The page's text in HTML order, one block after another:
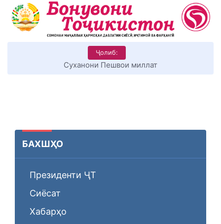
Ҷолиб:
Суханони Пешвои миллат
БАХШҲО
Президенти ҶТ
Сиёсат
Хабарҳо